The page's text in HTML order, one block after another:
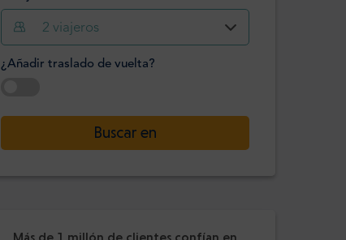
Hora
:
Minuto
Confirme
2 viajeros
¿Añadir traslado de vuelta?
Buscar en